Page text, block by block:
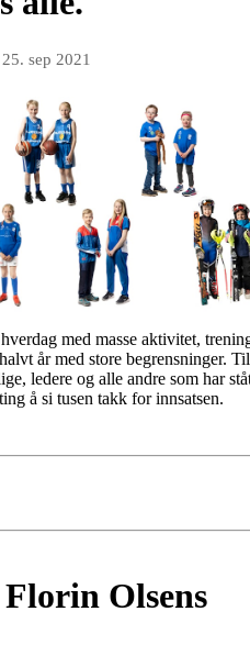
25. sep 2021
med masse aktivitet,
år med store begrensninger. Til
ledere og alle andre som har
å si tusen takk for innsatsen.
Olsens